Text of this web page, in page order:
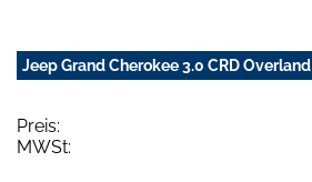
Jeep Grand Cherokee 3.0 CRD Overland
Preis:
MWSt: